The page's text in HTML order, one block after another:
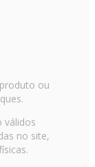
ou
válidos
no site,